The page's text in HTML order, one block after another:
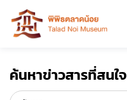
ค้นหาข่าวสารที่สนใจ